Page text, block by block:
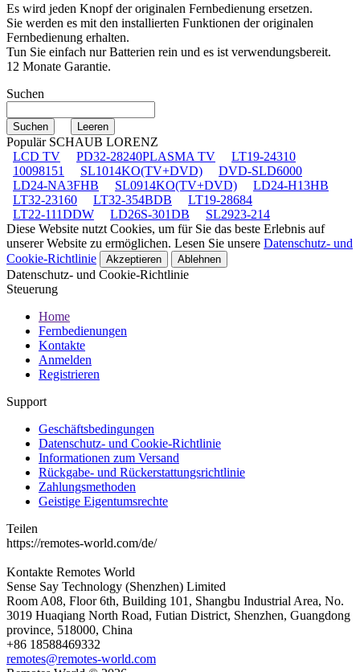
Es wird jeden Knopf der originalen Fernbedienung ersetzen.
Sie werden es mit den installierten Funktionen der originalen
Fernbedienung erhalten.
Tun Sie einfach nur Batterien rein und es ist verwendungsbereit.
12 Monate Garantie.
Suchen
Populär SCHAUB LORENZ
LCD TV
PD32-28240PLASMA TV
LT19-24310
10098151
SL1014KO(TV+DVD)
DVD-SLD6000
LD24-NA3FHB
SL0914KO(TV+DVD)
LD24-H13HB
LT32-23160
LT32-354BDB
LT19-28684
LT22-111DDW
LD26S-301DB
SL2923-214
Diese Website nutzt Cookies, um für Sie das beste Erlebnis auf
unserer Website zu ermöglichen. Lesen Sie unsere Datenschutz- und
Cookie-Richtlinie
Akzeptieren Ablehnen
Datenschutz- und Cookie-Richtlinie
Steuerung
Home
Fernbedienungen
Kontakte
Anmelden
Registrieren
Support
Geschäftsbedingungen
Datenschutz- und Cookie-Richtlinie
Informationen zum Versand
Rückgabe- und Rückerstattungsrichtlinie
Zahlungsmethoden
Geistige Eigentumsrechte
Teilen
https://remotes-world.com/de/
Kontakte Remotes World
Sense Say Technology (Shenzhen) Limited
Room A08, Floor 6th, Building 101, Shangbu Industrial Area, No.
3019 Huaqiang North Road, Futian District, Shenzhen, Guangdong
province, 518000, China
+86 18588469332
remotes@remotes-world.com